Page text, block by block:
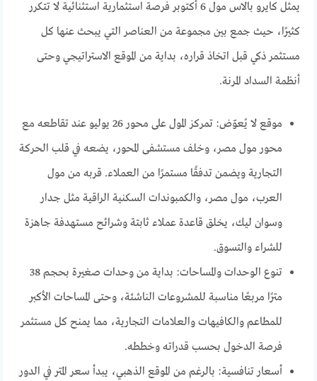
يمثل كايرو بالاس مول 6 أكتوبر فرصة استثمارية استثنائية لا تتكرر
كثيرًا، حيث جمع بين مجموعة من العناصر التي يبحث عنها كل
مستثمر ذكي قبل اتخاذ قراره، بداية من الموقع الاستراتيجي وحتى
أنظمة السداد المرنة.
موقع لا يُعوّض: تمركز المول على محور 26 يوليو عند تقاطعه مع
محور مول مصر، وخلف مستشفى المحور، يضعه في قلب الحركة
التجارية ويضمن تدفقًا مستمرًا من العملاء. قربه من مول
العرب، مول مصر، والكمبوندات السكنية الراقية مثل جدار
وسوان ليك، يخلق قاعدة عملاء ثابتة وشرائح مستهدفة جاهزة
للشراء والتسوق.
تنوع الوحدات والمساحات: بداية من وحدات صغيرة بحجم 38
مترًا مربعًا مناسبة للمشروعات الناشئة، وحتى المساحات الأكبر
للمطاعم والكافيهات والعلامات التجارية، مما يمنح كل مستثمر
فرصة الدخول بحسب قدراته وخططه.
أسعار تنافسية: بالرغم من الموقع الذهبي، يبدأ سعر المتر في الدور